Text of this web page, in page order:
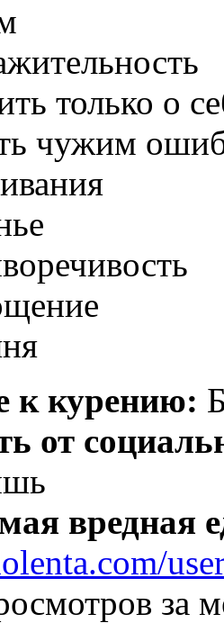
только о
чужим
к курению:
от
вредная
за